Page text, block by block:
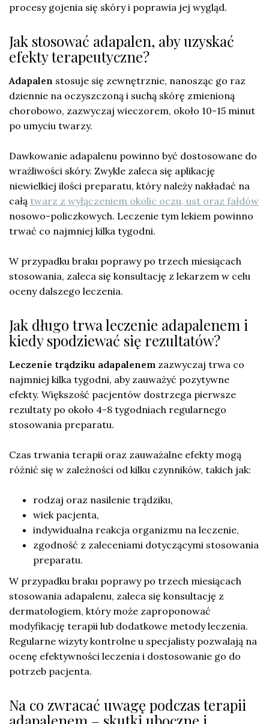
procesy gojenia się skóry i poprawia jej wygląd.
Jak stosować adapalen, aby uzyskać
efekty terapeutyczne?
Adapalen stosuje się zewnętrznie, nanosząc go raz
dziennie na oczyszczoną i suchą skórę zmienioną
chorobowo, zazwyczaj wieczorem, około 10-15 minut
po umyciu twarzy.
Dawkowanie adapalenu powinno być dostosowane do
wrażliwości skóry. Zwykle zaleca się aplikację
niewielkiej ilości preparatu, który należy nakładać na
całą twarz z wyłączeniem okolic oczu, ust oraz fałdów
nosowo-policzkowych. Leczenie tym lekiem powinno
trwać co najmniej kilka tygodni.
W przypadku braku poprawy po trzech miesiącach
stosowania, zaleca się konsultację z lekarzem w celu
oceny dalszego leczenia.
Jak długo trwa leczenie adapalenem i
kiedy spodziewać się rezultatów?
Leczenie trądziku adapalenem zazwyczaj trwa co
najmniej kilka tygodni, aby zauważyć pozytywne
efekty. Większość pacjentów dostrzega pierwsze
rezultaty po około 4-8 tygodniach regularnego
stosowania preparatu.
Czas trwania terapii oraz zauważalne efekty mogą
różnić się w zależności od kilku czynników, takich jak:
rodzaj oraz nasilenie trądziku,
wiek pacjenta,
indywidualna reakcja organizmu na leczenie,
zgodność z zaleceniami dotyczącymi stosowania
preparatu.
W przypadku braku poprawy po trzech miesiącach
stosowania adapalenu, zaleca się konsultację z
dermatologiem, który może zaproponować
modyfikację terapii lub dodatkowe metody leczenia.
Regularne wizyty kontrolne u specjalisty pozwalają na
ocenę efektywności leczenia i dostosowanie go do
potrzeb pacjenta.
Na co zwracać uwagę podczas terapii
adapalenem – skutki uboczne i